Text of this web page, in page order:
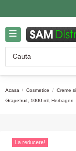
Acasa Cosmetice Creme
Grapefruit, 1000 ml, Herbagen
La reducere!